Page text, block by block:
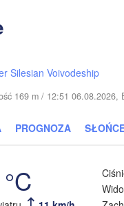
Silesian Voivodeship
169 m / 12:51 06.08.2026,
PROGNOZA
Мінск
(Minsk)
Віцебск